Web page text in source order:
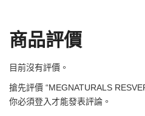
商品評價
目前沒有評價。
搶先評價 “MEGNATURALS
你必須登入才能發表評論。